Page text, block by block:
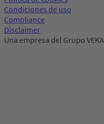
Condiciones de uso
Compliance
Disclaimer
Una empresa del Grupo VEKA